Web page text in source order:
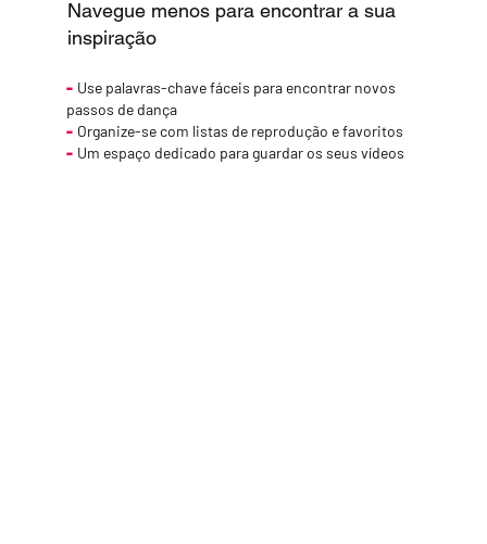
Navegue menos para encontrar a sua
inspiração
- Use palavras-chave fáceis para encontrar novos
passos de dança
- Organize-se com listas de reprodução e favoritos
- Um espaço dedicado para guardar os seus vídeos